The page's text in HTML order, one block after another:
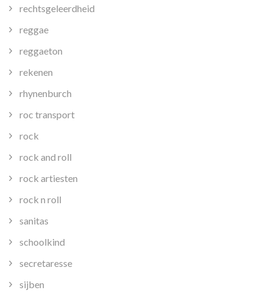
rechtsgeleerdheid
reggae
reggaeton
rekenen
rhynenburch
roc transport
rock
rock and roll
rock artiesten
rock n roll
sanitas
schoolkind
secretaresse
sijben